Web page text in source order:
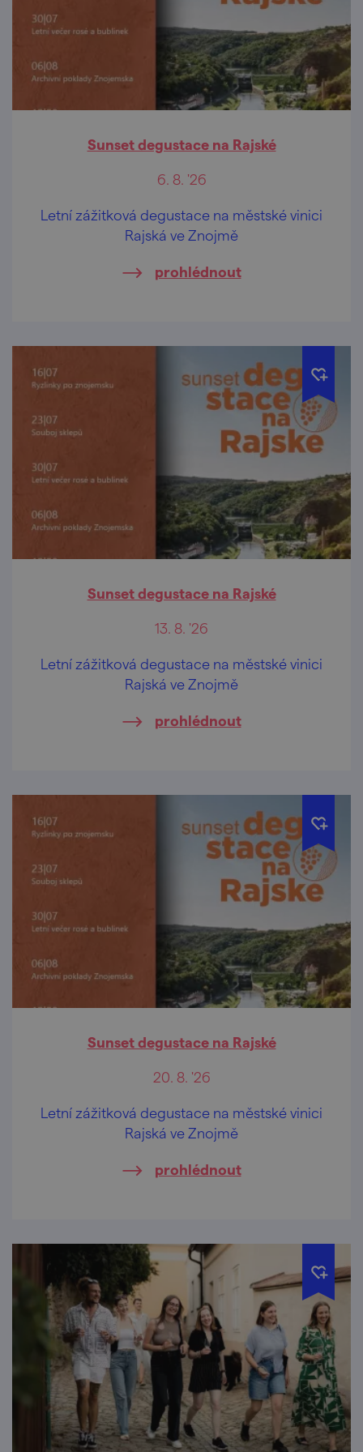
Sunset degustace na Rajské
6. 8. '26
Letní zážitková degustace na městské vinici
Rajská ve Znojmě
prohlédnout
Sunset degustace na Rajské
13. 8. '26
Letní zážitková degustace na městské vinici
Rajská ve Znojmě
prohlédnout
Sunset degustace na Rajské
20. 8. '26
Letní zážitková degustace na městské vinici
Rajská ve Znojmě
prohlédnout